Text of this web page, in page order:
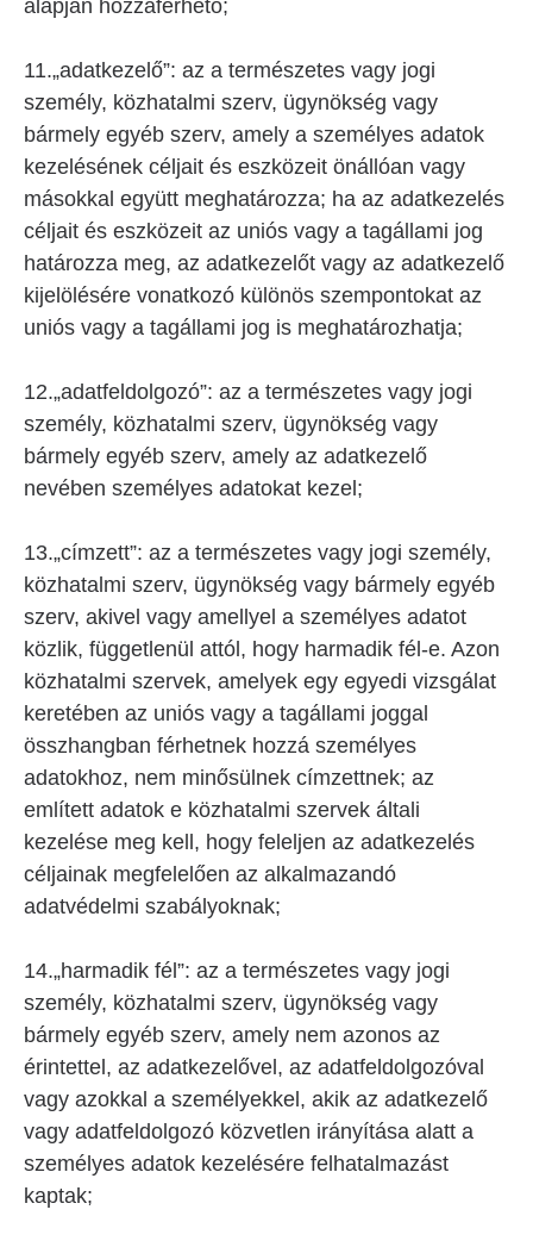
alapján hozzáférhető;
11.„adatkezelő”: az a természetes vagy jogi
személy, közhatalmi szerv, ügynökség vagy
bármely egyéb szerv, amely a személyes adatok
kezelésének céljait és eszközeit önállóan vagy
másokkal együtt meghatározza; ha az adatkezelés
céljait és eszközeit az uniós vagy a tagállami jog
határozza meg, az adatkezelőt vagy az adatkezelő
kijelölésére vonatkozó különös szempontokat az
uniós vagy a tagállami jog is meghatározhatja;
12.„adatfeldolgozó”: az a természetes vagy jogi
személy, közhatalmi szerv, ügynökség vagy
bármely egyéb szerv, amely az adatkezelő
nevében személyes adatokat kezel;
13.„címzett”: az a természetes vagy jogi személy,
közhatalmi szerv, ügynökség vagy bármely egyéb
szerv, akivel vagy amellyel a személyes adatot
közlik, függetlenül attól, hogy harmadik fél-e. Azon
közhatalmi szervek, amelyek egy egyedi vizsgálat
keretében az uniós vagy a tagállami joggal
összhangban férhetnek hozzá személyes
adatokhoz, nem minősülnek címzettnek; az
említett adatok e közhatalmi szervek általi
kezelése meg kell, hogy feleljen az adatkezelés
céljainak megfelelően az alkalmazandó
adatvédelmi szabályoknak;
14.„harmadik fél”: az a természetes vagy jogi
személy, közhatalmi szerv, ügynökség vagy
bármely egyéb szerv, amely nem azonos az
érintettel, az adatkezelővel, az adatfeldolgozóval
vagy azokkal a személyekkel, akik az adatkezelő
vagy adatfeldolgozó közvetlen irányítása alatt a
személyes adatok kezelésére felhatalmazást
kaptak;